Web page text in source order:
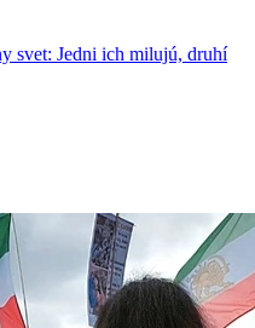
svet: Jedni ich milujú, druhí